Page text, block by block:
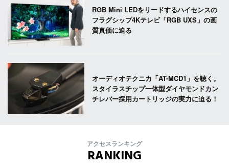
RGB Mini LEDをリードするハイセンスの
フラグシップ4Kテレビ「RGB UXS」の画
質真価に迫る
オーディオテクニカ「AT-MCD1」を聴く。
スタイラスチップ一体型ダイヤモンドカン
チレバー採用カートリッジの実力に迫る！
アクセスランキング
RANKING